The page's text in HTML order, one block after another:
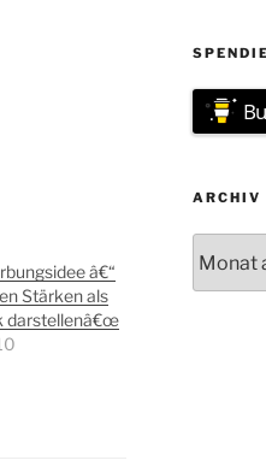
â€“
Stärken als
darstellenâ€œ
ARCHIV